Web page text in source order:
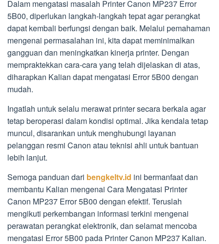
Dalam mengatasi masalah Printer Canon MP237 Error
5B00, diperlukan langkah-langkah tepat agar perangkat
dapat kembali berfungsi dengan baik. Melalui pemahaman
mengenai permasalahan ini, kita dapat meminimalkan
gangguan dan meningkatkan kinerja printer. Dengan
mempraktekkan cara-cara yang telah dijelaskan di atas,
diharapkan Kalian dapat mengatasi Error 5B00 dengan
mudah.
Ingatlah untuk selalu merawat printer secara berkala agar
tetap beroperasi dalam kondisi optimal. Jika kendala tetap
muncul, disarankan untuk menghubungi layanan
pelanggan resmi Canon atau teknisi ahli untuk bantuan
lebih lanjut.
Semoga panduan dari bengkeltv.id ini bermanfaat dan
membantu Kalian mengenai Cara Mengatasi Printer
Canon MP237 Error 5B00 dengan efektif. Teruslah
mengikuti perkembangan informasi terkini mengenai
perawatan perangkat elektronik, dan selamat mencoba
mengatasi Error 5B00 pada Printer Canon MP237 Kalian.